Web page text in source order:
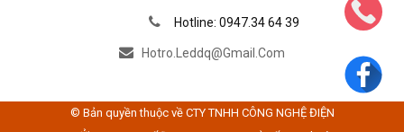
Hotline: 0947.34 64 39
Hotro.leddq@gmail.com
© Bản quyền thuộc về CTY TNHH CÔNG NGHỆ ĐIỆN